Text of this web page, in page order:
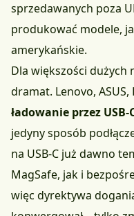
sprzedawanych poza
produkować modele,
amerykańskie.
Dla większości dużych
dramat. Lenovo,
ładowanie przez USB-
jedyny sposób
na USB-C już dawno
MagSafe, jak i
więc dyrektywa